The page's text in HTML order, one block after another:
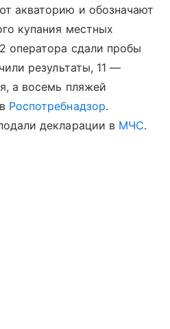
акваторию и обозначают
купания местных
оператора сдали пробы
результаты, 11 —
а восемь пляжей
Роспотребнадзор.
декларации в МЧС.